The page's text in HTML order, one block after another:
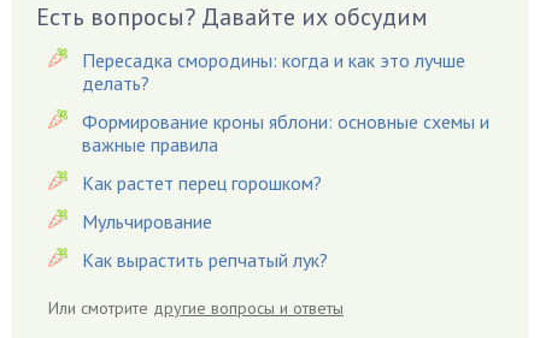
Вишня
Вредители
Гардения
Гацания
Гвоздики
Георгины
Герань
Гиацинт
Гиппеаструм
Есть вопросы? Давайте их обсудим
Пересадка смородины: когда и как это лучше
делать?
Формирование кроны яблони: основные схемы и
важные правила
Как растет перец горошком?
Мульчирование
Как вырастить репчатый лук?
Или смотрите другие вопросы и ответы